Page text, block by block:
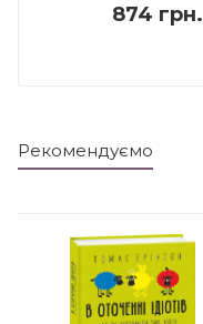
874 грн.
Рекомендуємо